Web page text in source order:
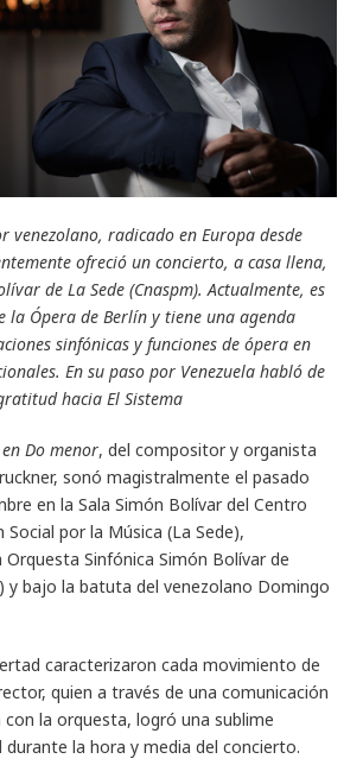
venezolano, radicado en Europa desde
ofreció un concierto, a casa llena,
de La Sede (Cnaspm). Actualmente, es
la Ópera de Berlín y tiene una agenda
sinfónicas y funciones de ópera en
En su paso por Venezuela habló de
hacia El Sistema
Do menor, del compositor y organista
sonó magistralmente el pasado
en la Sala Simón Bolívar del Centro
Social por la Música (La Sede),
Sinfónica Simón Bolívar de
y bajo la batuta del venezolano Domingo
caracterizaron cada movimiento de
quien a través de una comunicación
la orquesta, logró una sublime
la hora y media del concierto.